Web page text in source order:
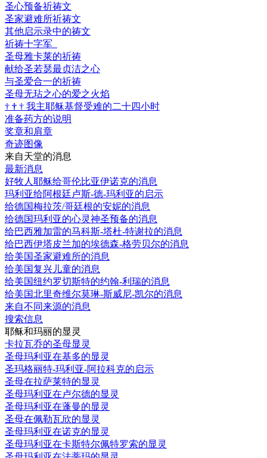
圣心预备祈祷文
圣家避难所祈祷文
其他启示录中的祷文
祈祷十字军
圣母雅卡莱的祈祷
献给圣若瑟最贞洁之心
与圣爱合一的祈祷
圣母无玷之心的爱之火焰
† † † 我主耶稣基督受难的二十四小时
准备药方的说明
奖章和肩章
奇迹图像
来自天堂的消息
最新消息
好牧人耶稣给哥伦比亚伊诺克的消息
玛利亚给阿根廷卢斯-德-玛利亚的启示
给德国梅拉茨/哥廷根的安妮的消息
给德国玛利亚的心灵神圣预备的消息
给巴西雅加雷的马科斯-塔杜-特谢拉的消息
给巴西伊塔皮兰加的埃德森-格劳贝尔的消息
给美国圣家避难所的消息
给美国复兴儿童的消息
给美国纽约罗切斯特的约翰-利瑞的消息
给美国北里奇维尔莫琳-斯威尼-凯尔的消息
来自不同来源的消息
搜索信息
耶稣和玛丽的显灵
卡拉瓦乔的圣母显灵
圣母玛利亚在基多的显灵
圣玛格丽特-玛利亚-阿拉科克的启示
圣母在拉萨莱特的显灵
圣母玛利亚在卢尔德的显灵
圣母玛利亚在蓬曼的显灵
圣母在佩勒瓦欣的显灵
圣母玛利亚在诺克的显灵
圣母玛利亚在卡斯特尔佩特罗索的显灵